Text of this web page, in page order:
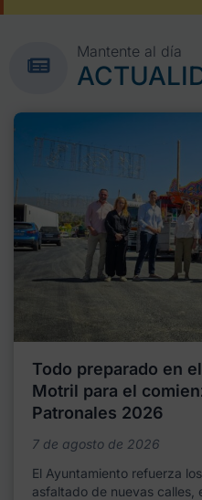
Mantente al día
Todo preparado en
Motril para el
Patronales 2026
7 de agosto de 2026
El Ayuntamiento refuerza
asfaltado de nuevas calles,